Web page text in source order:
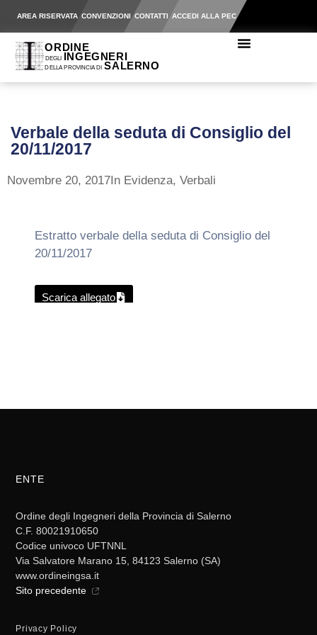
AREA RISERVATA CONVENZIONI CONTATTI ACCEDI ALLA PEC
Verbale della seduta di Consiglio del
20/11/2017
Novembre 20, 2017In Evidenza, Verbali
Estratto verbale della seduta di Consiglio del
20/11/2017
Scarica allegato
ENTE
Ordine degli Ingegneri della Provincia di Salerno
C.F. 80021910650
Codice univoco UFTNNL
Via Salvatore Marano 15, 84123 Salerno (SA)
www.ordineingsa.it
Sito precedente
Privacy Policy